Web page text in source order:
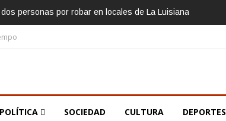
personas por robar en locales de La Luisiana
POLÍTICA SOCIEDAD CULTURA DEPORTES